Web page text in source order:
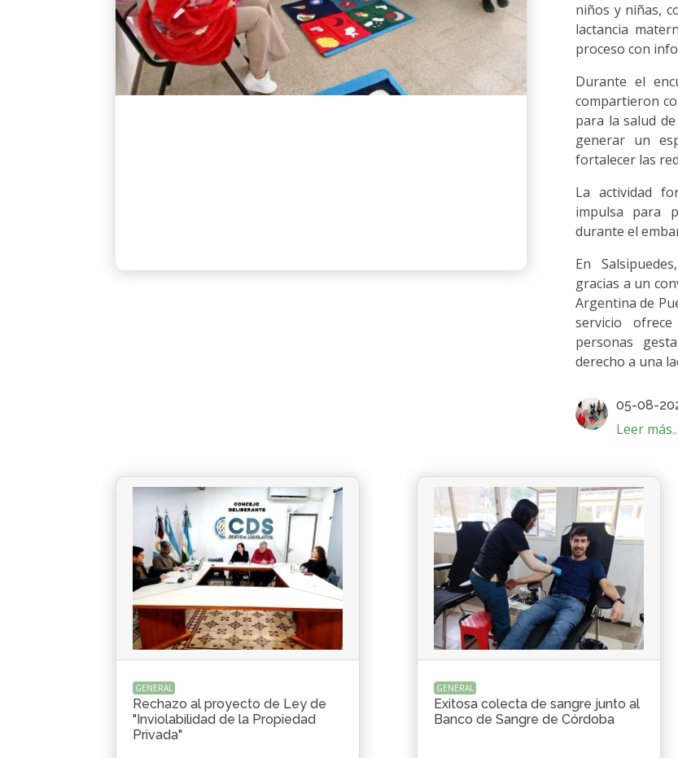
niños y niñas,
lactancia
proceso con
Durante el
compartieron
para la salud
generar un
fortalecer las
La actividad
impulsa para
durante el
En
gracias a un
Argentina de
servicio
personas
derecho a una
05-08-
Leer más...
GENERAL
Rechazo al proyecto de Ley de
"Inviolabilidad de la Propiedad
Privada"
GENERAL
Exitosa colecta de sangre junto al
Banco de Sangre de Córdoba